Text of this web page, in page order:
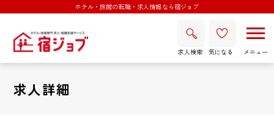
ホテル・旅館の転職・求人情報なら宿ジョブ
求人検索 気になる
求人詳細